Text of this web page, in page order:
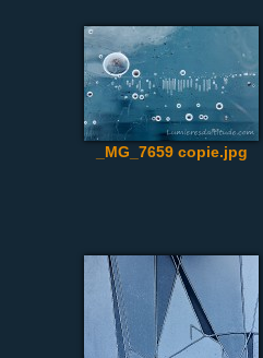
_MG_7659 copie.jpg